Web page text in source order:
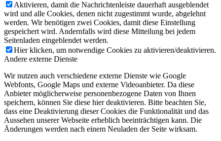
Aktivieren, damit die Nachrichtenleiste dauerhaft ausgeblendet
wird und alle Cookies, denen nicht zugestimmt wurde, abgelehnt
werden. Wir benötigen zwei Cookies, damit diese Einstellung
gespeichert wird. Andernfalls wird diese Mitteilung bei jedem
Seitenladen eingeblendet werden.
Hier klicken, um notwendige Cookies zu aktivieren/deaktivieren.
Andere externe Dienste
Wir nutzen auch verschiedene externe Dienste wie Google
Webfonts, Google Maps und externe Videoanbieter. Da diese
Anbieter möglicherweise personenbezogene Daten von Ihnen
speichern, können Sie diese hier deaktivieren. Bitte beachten Sie,
dass eine Deaktivierung dieser Cookies die Funktionalität und das
Aussehen unserer Webseite erheblich beeinträchtigen kann. Die
Änderungen werden nach einem Neuladen der Seite wirksam.